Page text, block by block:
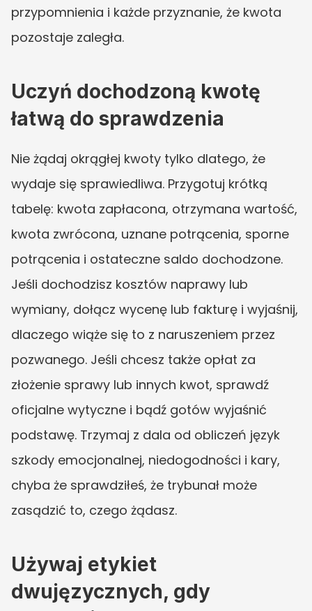
przypomnienia i każde przyznanie, że kwota
pozostaje zaległa.
Uczyń dochodzoną kwotę
łatwą do sprawdzenia
Nie żądaj okrągłej kwoty tylko dlatego, że
wydaje się sprawiedliwa. Przygotuj krótką
tabelę: kwota zapłacona, otrzymana wartość,
kwota zwrócona, uznane potrącenia, sporne
potrącenia i ostateczne saldo dochodzone.
Jeśli dochodzisz kosztów naprawy lub
wymiany, dołącz wycenę lub fakturę i wyjaśnij,
dlaczego wiąże się to z naruszeniem przez
pozwanego. Jeśli chcesz także opłat za
złożenie sprawy lub innych kwot, sprawdź
oficjalne wytyczne i bądź gotów wyjaśnić
podstawę. Trzymaj z dala od obliczeń język
szkody emocjonalnej, niedogodności i kary,
chyba że sprawdziłeś, że trybunał może
zasądzić to, czego żądasz.
Używaj etykiet
dwujęzycznych, gdy